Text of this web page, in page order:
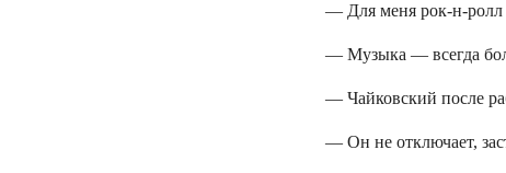
— Для меня рок-н-ролл
— Музыка — всегда
— Чайковский после
— Он не отключает,